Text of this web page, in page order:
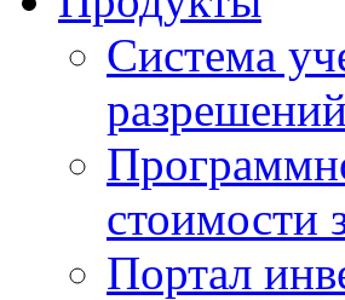
Система
стоимости
Портал